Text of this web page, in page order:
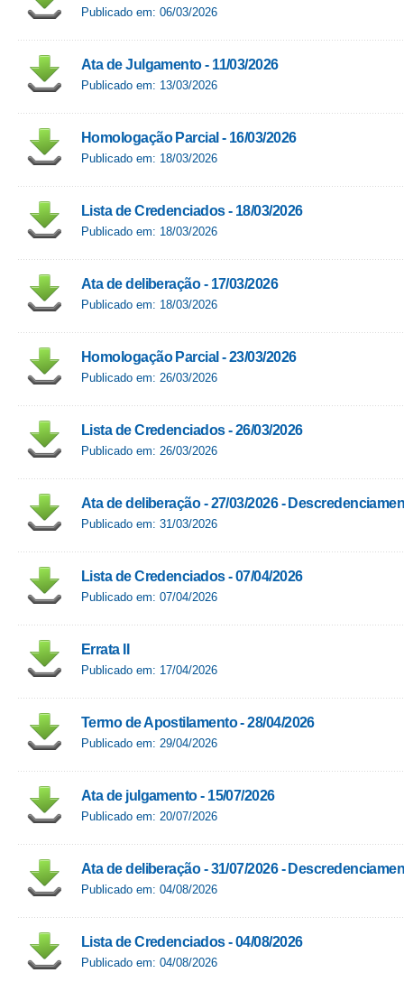
Publicado em: 06/03/2026
Ata de Julgamento - 11/03/2026
Publicado em: 13/03/2026
Homologação Parcial - 16/03/2026
Publicado em: 18/03/2026
Lista de Credenciados - 18/03/2026
Publicado em: 18/03/2026
Ata de deliberação - 17/03/2026
Publicado em: 18/03/2026
Homologação Parcial - 23/03/2026
Publicado em: 26/03/2026
Lista de Credenciados - 26/03/2026
Publicado em: 26/03/2026
Ata de deliberação - 27/03/2026 -
Publicado em: 31/03/2026
Lista de Credenciados - 07/04/2026
Publicado em: 07/04/2026
Errata II
Publicado em: 17/04/2026
Termo de Apostilamento - 28/04/2026
Publicado em: 29/04/2026
Ata de julgamento - 15/07/2026
Publicado em: 20/07/2026
Ata de deliberação - 31/07/2026 -
Publicado em: 04/08/2026
Lista de Credenciados - 04/08/2026
Publicado em: 04/08/2026